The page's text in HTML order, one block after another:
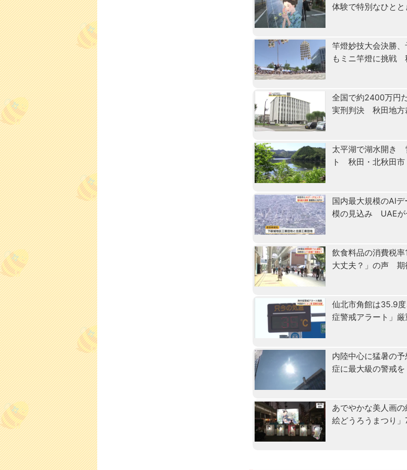
体験で特別なひと
竿燈妙技大会決勝
もミニ竿燈に挑戦
全国で約2400万円
実刑判決 秋田地方
太平湖で湖水開き
ト 秋田・北秋田市
国内最大規模のAI
模の見込み UAEが
飲食料品の消費税
大丈夫？」の声
仙北市角館は35.9
症警戒アラート」
内陸中心に猛暑の
症に最大級の警戒を
あでやかな美人画
絵どうろうまつり